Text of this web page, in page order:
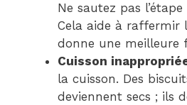
Ne sautez pas
Cela aide à raffermir
donne une meilleure
Cuisson
la cuisson. Des
deviennent secs ; ils